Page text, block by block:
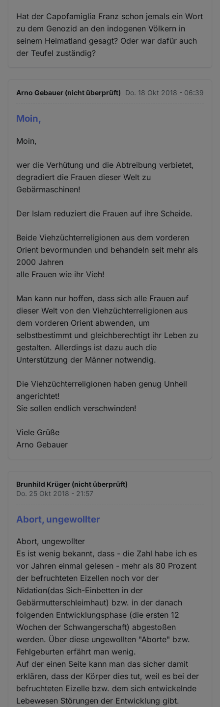
Hat der Capofamiglia Franz schon jemals ein Wort
zu dem Genozid an den indogenen Völkern in
seinem Heimatland gesagt? Oder war dafür auch
der Teufel zuständig?
Arno Gebauer (nicht überprüft) Do. 18 Okt 2018 - 06:39
Moin,
Moin,
wer die Verhütung und die Abtreibung verbietet,
degradiert die Frauen dieser Welt zu
Gebärmaschinen!
Der Islam reduziert die Frauen auf ihre Scheide.
Beide Viehzüchterreligionen aus dem vorderen
Orient bevormunden und behandeln seit mehr als
2000 Jahren
alle Frauen wie ihr Vieh!
Man kann nur hoffen, dass sich alle Frauen auf
dieser Welt von den Viehzüchterreligionen aus
dem vorderen Orient abwenden, um
selbstbestimmt und gleichberechtigt ihr Leben zu
gestalten. Allerdings ist dazu auch die
Unterstützung der Männer notwendig.
Die Viehzüchterreligionen haben genug Unheil
angerichtet!
Sie sollen endlich verschwinden!
Viele Grüße
Arno Gebauer
Brunhild Krüger (nicht überprüft)
Do. 25 Okt 2018 - 21:57
Abort, ungewollter
Abort, ungewollter
Es ist wenig bekannt, dass - die Zahl habe ich es
vor Jahren einmal gelesen - mehr als 80 Prozent
der befruchteten Eizellen noch vor der
Nidation(das Sich-Einbetten in der
Gebärmutterschleimhaut) bzw. in der danach
folgenden Entwicklungsphase (die ersten 12
Wochen der Schwangerschaft) abgestoßen
werden. Über diese ungewollten "Aborte" bzw.
Fehlgeburten erfährt man wenig.
Auf der einen Seite kann man das sicher damit
erklären, dass der Körper dies tut, weil es bei der
befruchteten Eizelle bzw. dem sich entwickelnde
Lebewesen Störungen der Entwicklung gibt.